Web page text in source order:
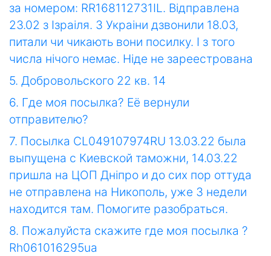
за номером: RR168112731IL. Відправлена
23.02 з Ізраіля. З Украіни дзвонили 18.03,
питали чи чикають вони посилку. І з того
числа нічого немає. Ніде не зареестрована
5. Добровольского 22 кв. 14
6. Где моя посылка? Её вернули
отправителю?
7. Посылка CL049107974RU 13.03.22 была
выпущена с Киевской таможни, 14.03.22
пришла на ЦОП Днiпро и до сих пор оттуда
не отправлена на Никополь, уже 3 недели
находится там. Помогите разобраться.
8. Пожалуйста скажите где моя посылка ?
Rh061016295ua